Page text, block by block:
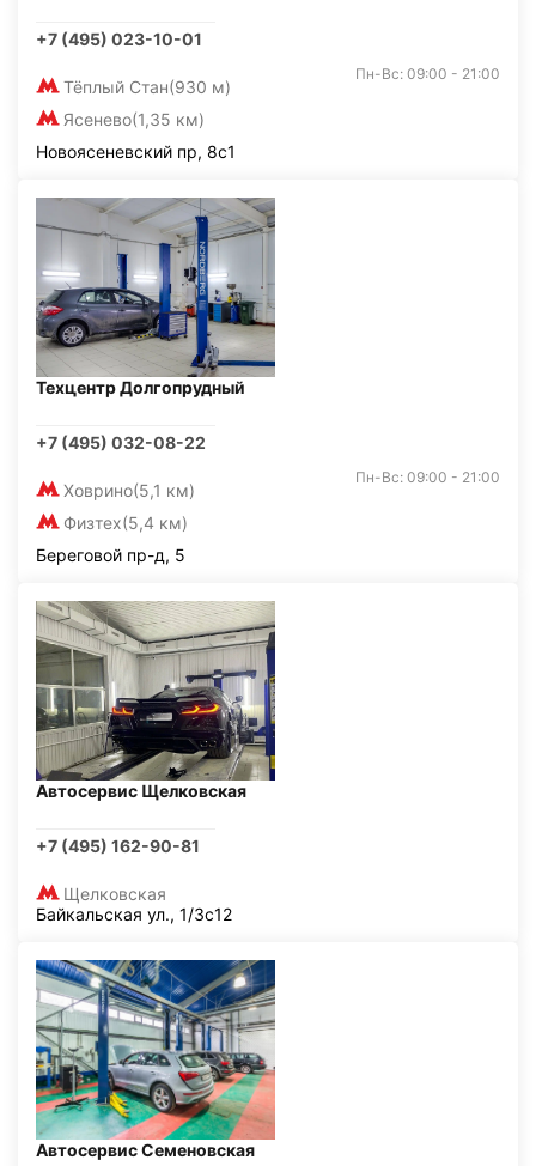
+7 (495) 023-10-01
Тёплый Стан(930 м)
Ясенево(1,35 км)
Пн-Вс: 09:00 - 21:00
Новоясеневский пр, 8с1
Техцентр Долгопрудный
+7 (495) 032-08-22
Ховрино(5,1 км)
Физтех(5,4 км)
Пн-Вс: 09:00 - 21:00
Береговой пр-д, 5
Автосервис Щелковская
+7 (495) 162-90-81
Щелковская
Байкальская ул., 1/3с12
Автосервис Семеновская